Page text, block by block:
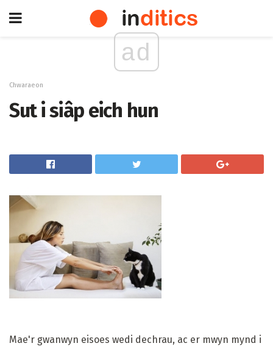
ad
Chwaraeon
Sut i siâp eich hun
Mae'r gwanwyn eisoes wedi dechrau, ac er mwyn mynd i